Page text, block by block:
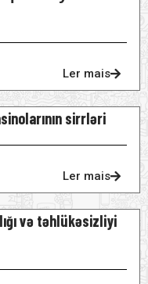
Ler mais
sirrləri
Ler mais
və təhlükəsizliyi